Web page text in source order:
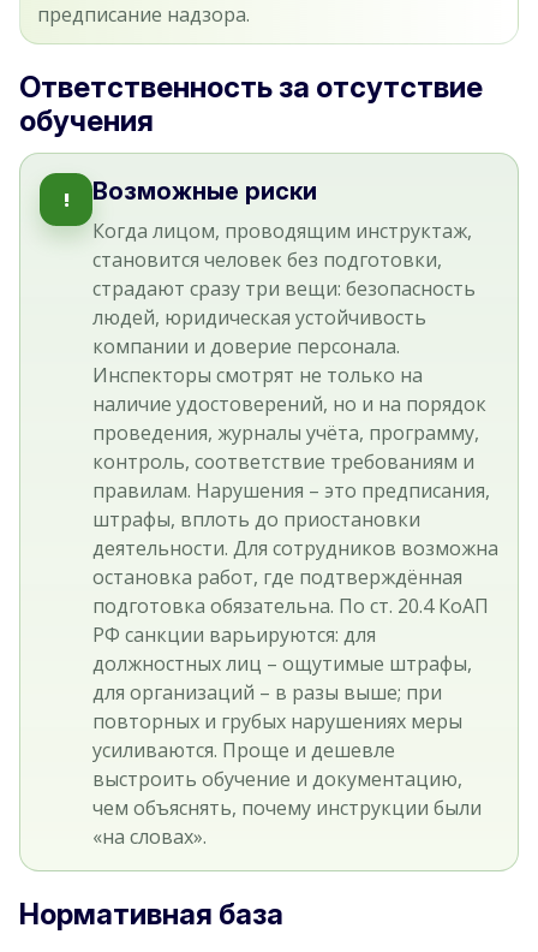
предписание надзора.
Ответственность за отсутствие
обучения
! Возможные риски
Когда лицом, проводящим инструктаж,
становится человек без подготовки,
страдают сразу три вещи: безопасность
людей, юридическая устойчивость
компании и доверие персонала.
Инспекторы смотрят не только на
наличие удостоверений, но и на порядок
проведения, журналы учёта, программу,
контроль, соответствие требованиям и
правилам. Нарушения – это предписания,
штрафы, вплоть до приостановки
деятельности. Для сотрудников возможна
остановка работ, где подтверждённая
подготовка обязательна. По ст. 20.4 КоАП
РФ санкции варьируются: для
должностных лиц – ощутимые штрафы,
для организаций – в разы выше; при
повторных и грубых нарушениях меры
усиливаются. Проще и дешевле
выстроить обучение и документацию,
чем объяснять, почему инструкции были
«на словах».
Нормативная база